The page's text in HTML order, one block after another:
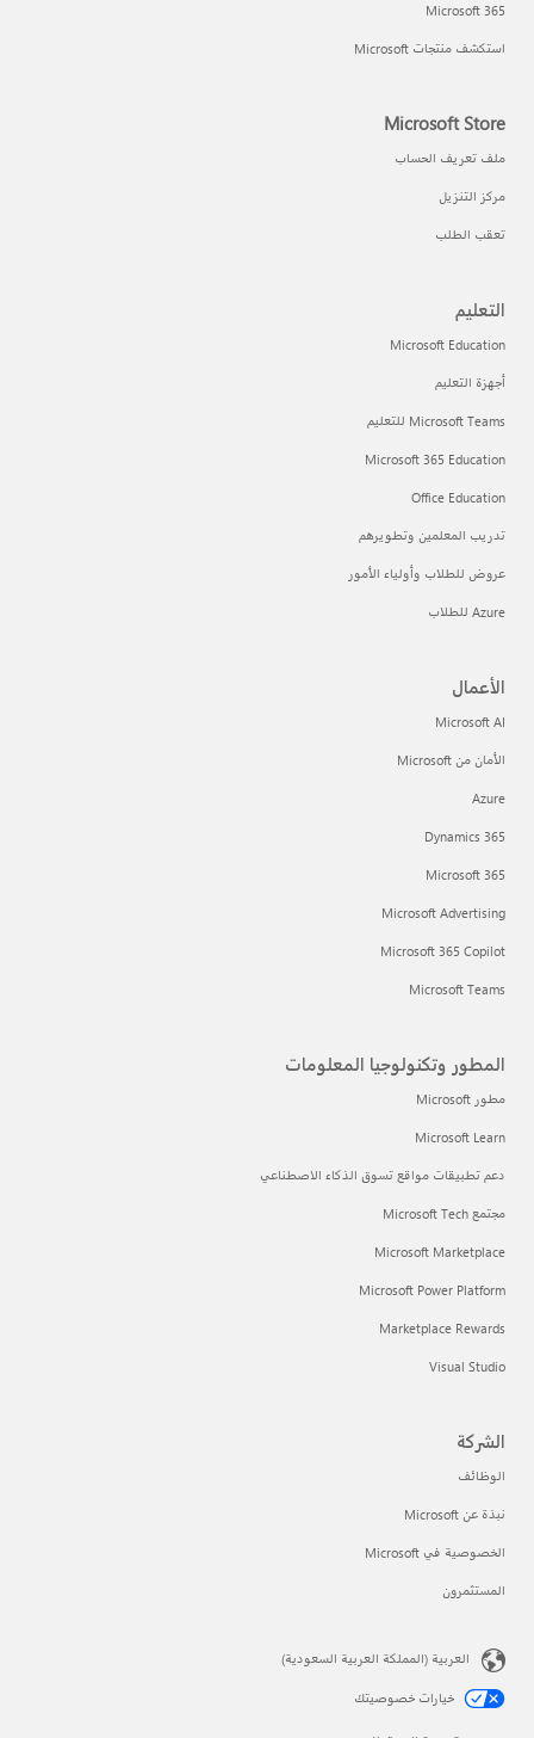
Microsoft 365
استكشف منتجات Microsoft
Microsoft Store
ملف تعريف الحساب
مركز التنزيل
تعقب الطلب
التعليم
Microsoft Education
أجهزة التعليم
Microsoft Teams للتعليم
Microsoft 365 Education
Office Education
تدريب المعلمين وتطويرهم
عروض للطلاب وأولياء الأمور
Azure للطلاب
الأعمال
Microsoft AI
الأمان من Microsoft
Azure
Dynamics 365
Microsoft 365
Microsoft Advertising
Microsoft 365 Copilot
Microsoft Teams
المطور وتكنولوجيا المعلومات
مطور Microsoft
Microsoft Learn
دعم تطبيقات مواقع تسوق الذكاء الاصطناعي
مجتمع Microsoft Tech
Microsoft Marketplace
Microsoft Power Platform
Marketplace Rewards
Visual Studio
الشركة
الوظائف
نبذة عن Microsoft
الخصوصية في Microsoft
المستثمرون
العربية (المملكة العربية السعودية)
خيارات خصوصيتك